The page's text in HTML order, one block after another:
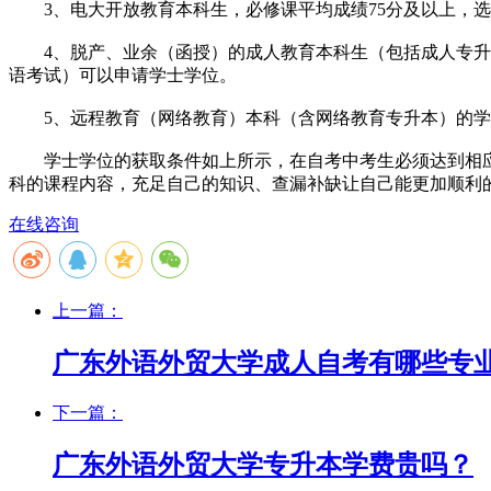
3、电大开放教育本科生，必修课平均成绩75分及以上，选
4、脱产、业余（函授）的成人教育本科生（包括成人专升
语考试）可以申请学士学位。
5、远程教育（网络教育）本科（含网络教育专升本）的
学士学位的获取条件如上所示，在自考中考生必须达到相
科的课程内容，充足自己的知识、查漏补缺让自己能更加顺
在线咨询
上一篇：
广东外语外贸大学成人自考有哪些专
下一篇：
广东外语外贸大学专升本学费贵吗？